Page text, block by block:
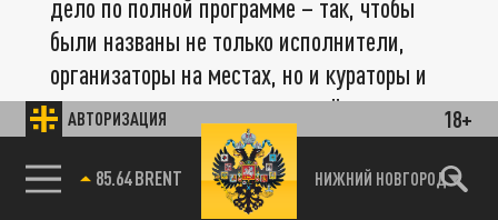
АВТОРИЗАЦИЯ 18+
85.64 BRENT НИЖНИЙ НОВГОРОД
дело по полной программе – так, чтобы
были названы не только исполнители,
организаторы на местах, но и кураторы и
заказчики, а главное – режиссёры,
– указывает собеседник.